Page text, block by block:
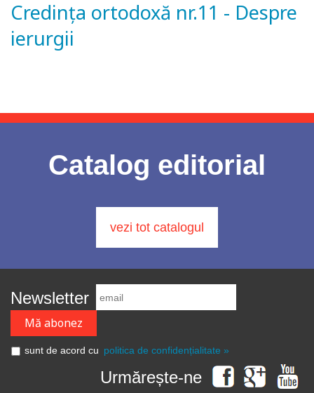
Credinţa ortodoxă nr.11 - Despre
ierurgii
Catalog editorial
vezi tot catalogul
Newsletter
sunt de acord cu politica de confidențialitate »
Urmărește-ne